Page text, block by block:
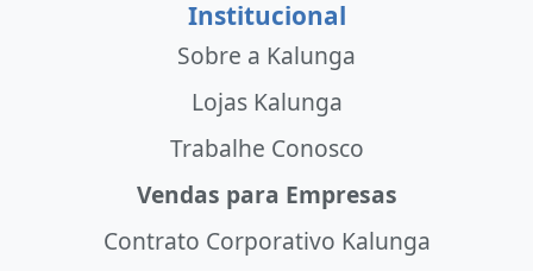
Institucional
Sobre a Kalunga
Lojas Kalunga
Trabalhe Conosco
Vendas para Empresas
Contrato Corporativo Kalunga